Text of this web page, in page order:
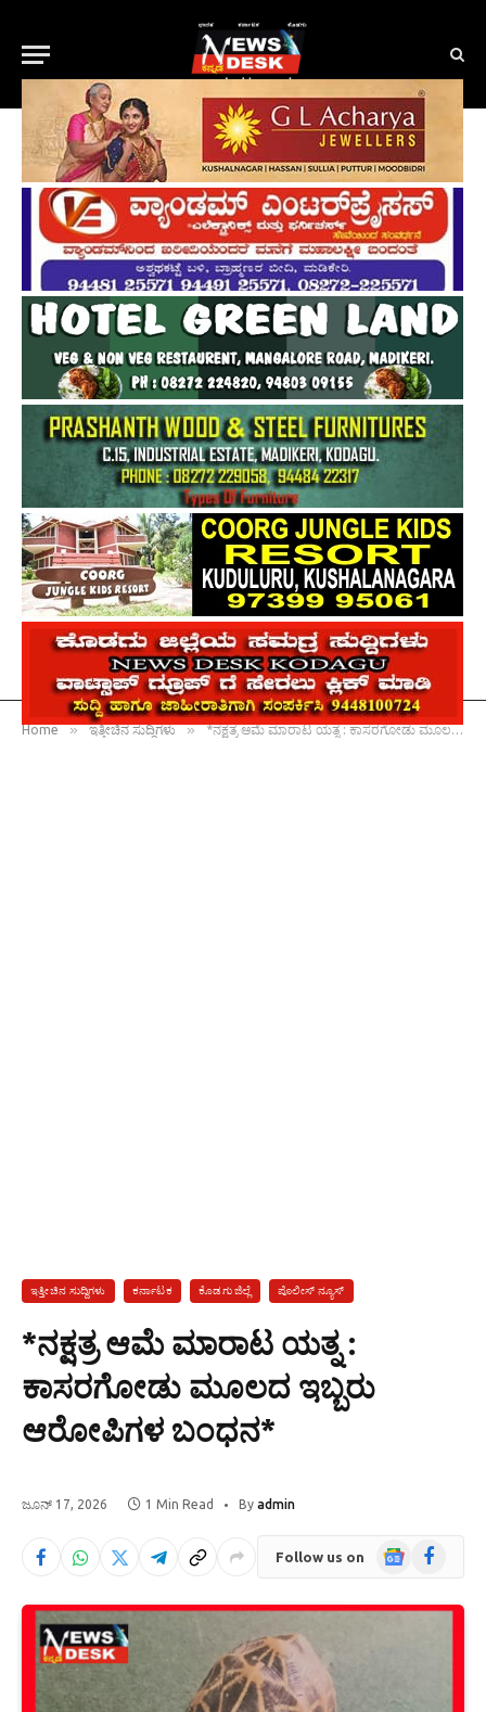
Home » ಇತ್ತೀಚಿನ ಸುದ್ದಿಗಳು » *ನಕ್ಷತ್ರ ಆಮೆ ಮಾರಾಟ ಯತ್ನ : ಕಾಸರಗೋಡು ಮೂಲದ ಇಬ್ಬರು ಆರೋಪಿಗಳ ಬಂಧನ*
ಇತ್ತೀಚಿನ ಸುದ್ದಿಗಳು ಕರ್ನಾಟಕ ಕೊಡಗು ಜಿಲ್ಲೆ ಪೊಲೀಸ್ ನ್ಯೂಸ್
*ನಕ್ಷತ್ರ ಆಮೆ ಮಾರಾಟ ಯತ್ನ :
ಕಾಸರಗೋಡು ಮೂಲದ ಇಬ್ಬರು
ಆರೋಪಿಗಳ ಬಂಧನ*
ಜೂನ್ 17, 2026 1 Min Read By admin
Follow us on
GoogleFacebook